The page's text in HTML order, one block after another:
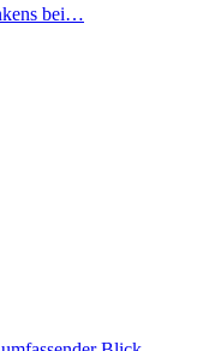
bei…